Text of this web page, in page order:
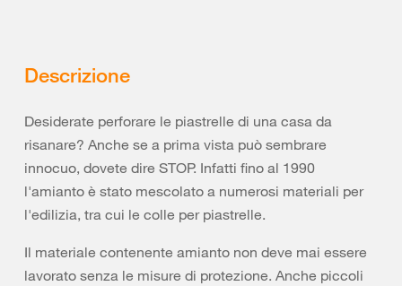
Descrizione
Desiderate perforare le piastrelle di una casa da
risanare? Anche se a prima vista può sembrare
innocuo, dovete dire STOP. Infatti fino al 1990
l'amianto è stato mescolato a numerosi materiali per
l'edilizia, tra cui le colle per piastrelle.
Il materiale contenente amianto non deve mai essere
lavorato senza le misure di protezione. Anche piccoli